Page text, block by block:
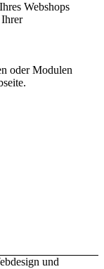
Webshops
oder Modulen
und